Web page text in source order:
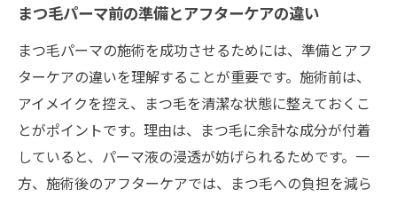
まつ毛パーマ前の準備とアフターケアの違い
まつ毛パーマの施術を成功させるためには、準備とアフ
ターケアの違いを理解することが重要です。施術前は、
アイメイクを控え、まつ毛を清潔な状態に整えておくこ
とがポイントです。理由は、まつ毛に余計な成分が付着
していると、パーマ液の浸透が妨げられるためです。一
方、施術後のアフターケアでは、まつ毛への負担を減ら